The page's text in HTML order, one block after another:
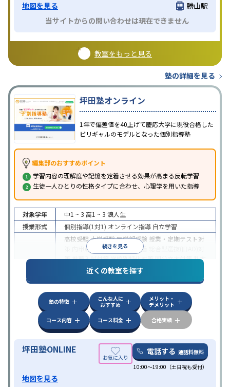
地図を見る
勝山駅
当サイトからの問い合わせは現在できません
教室をもっと見る
塾の詳細を見る
坪田塾オンライン
1年で偏差値を40上げて慶応大学に現役合格した
ビリギャルのモデルとなった個別指導塾
編集部のおすすめポイント
学習内容の理解度や記憶を定着させる効果が高まる反転学習
生徒一人ひとりの性格タイプに合わせ、心理学を用いた指導
続きを見る
対象学年 中1 ~ 3 高1 ~ 3 浪人生
授業形式
個別指導(1対1) オンライン指導 自立学習
高校受験大学受験医学部受験 授業・定期テスト対
内申点対策学習習慣の定着
策推薦入試対策学校別特化対策国公立大対策私大
共通テスト対策英検(英語検定)対策
その
特徴
中高一貫校生に対応授業の振替可能 不登校生に対
学習にPC・タブレットを利用オンライン対応
科目から受講可能季節講習のみの受講可発達障害
の子どもに対応
近くの教室を探す
塾の特徴
こんな人に
おすすめ
メリット・
デメリット
コース内容
コース料金 合格実績
坪田塾ONLINE 電話する 通話料無料
10:00～19:00（土日祝も受付）
地図を見る